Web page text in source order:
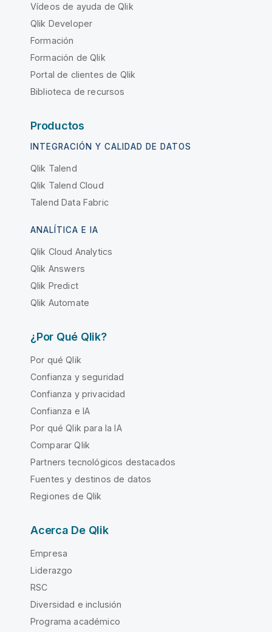
Vídeos de ayuda de Qlik
Qlik Developer
Formación
Formación de Qlik
Portal de clientes de Qlik
Biblioteca de recursos
Productos
INTEGRACIÓN Y CALIDAD DE DATOS
Qlik Talend
Qlik Talend Cloud
Talend Data Fabric
ANALÍTICA E IA
Qlik Cloud Analytics
Qlik Answers
Qlik Predict
Qlik Automate
¿Por Qué Qlik?
Por qué Qlik
Confianza y seguridad
Confianza y privacidad
Confianza e IA
Por qué Qlik para la IA
Comparar Qlik
Partners tecnológicos destacados
Fuentes y destinos de datos
Regiones de Qlik
Acerca De Qlik
Empresa
Liderazgo
RSC
Diversidad e inclusión
Programa académico